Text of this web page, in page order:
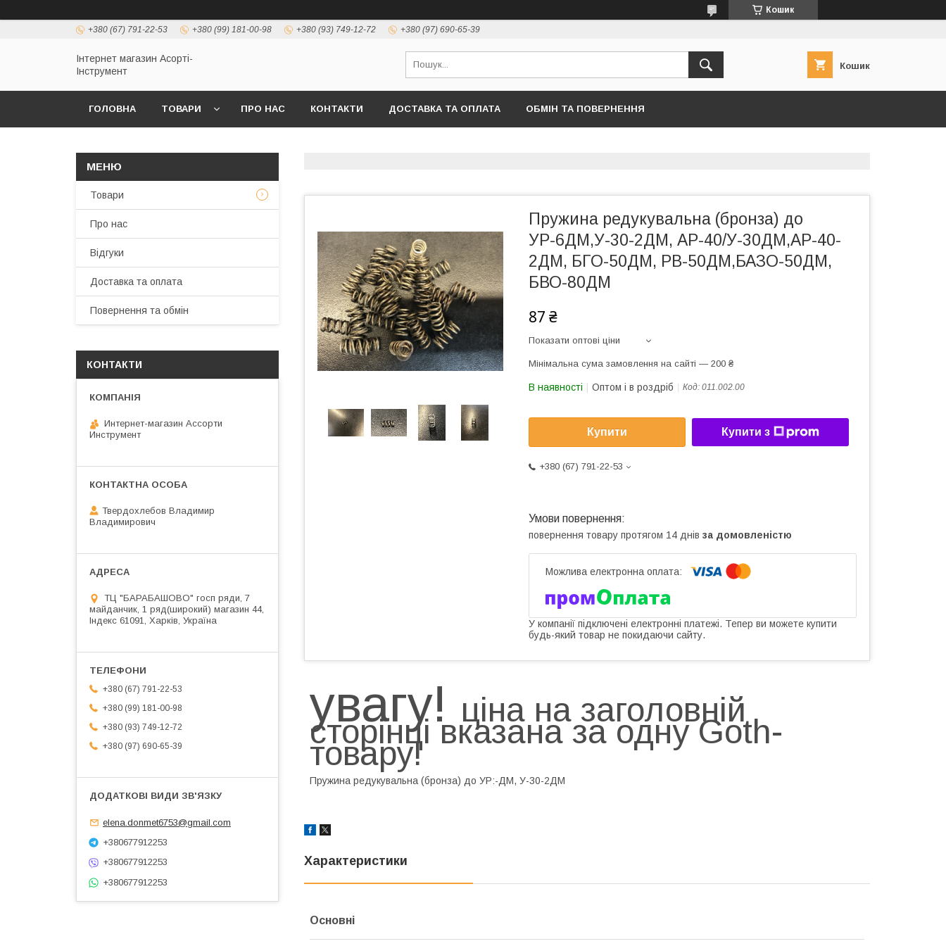
Кошик
+380 (67) 791-22-53 +380 (99) 181-00-98 +380 (93) 749-12-72 +380 (97) 690-65-39
Інтернет магазин Асорті-
Інструмент
Кошик
ГОЛОВНА ТОВАРИ ПРО НАС КОНТАКТИ ДОСТАВКА ТА ОПЛАТА ОБМІН ТА ПОВЕРНЕННЯ
Пружина редукувальна (бронза) до
УР-6ДМ,У-30-2ДМ, АР-40/У-30ДМ,АР-40-
2ДМ, БГО-50ДМ, РВ-50ДМ,БАЗО-50ДМ,
БВО-80ДМ
87 ₴
Показати оптові ціни
Мінімальна сума замовлення на сайті — 200 ₴
В наявності Оптом і в роздріб Код: 011.002.00
Купити Купити з
+380 (67) 791-22-53
повернення товару протягом 14 днів за домовленістю
У компанії підключені електронні платежі. Тепер ви можете купити
будь-який товар не покидаючи сайту.
увагу! ціна на заголовній
сторінці вказана за одну Goth-
товару!
Пружина редукувальна (бронза) до УР:-ДМ, У-30-2ДМ
Характеристики
Основні
Товари
Про нас
Відгуки
Доставка та оплата
Повернення та обмін
КОНТАКТИ
Интернет-магазин Ассорти
Инструмент
Твердохлебов Владимир
Владимирович
ТЦ "БАРАБАШОВО" госп ряди, 7
майданчик, 1 ряд(широкий) магазин 44,
Індекс 61091, Харків, Україна
+380 (67) 791-22-53
+380 (99) 181-00-98
+380 (93) 749-12-72
+380 (97) 690-65-39
elena.donmet6753@gmail.com
+380677912253
+380677912253
+380677912253